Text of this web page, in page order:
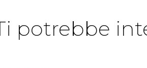
potrebbe